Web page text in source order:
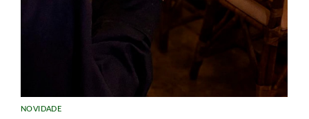
NOVIDADE